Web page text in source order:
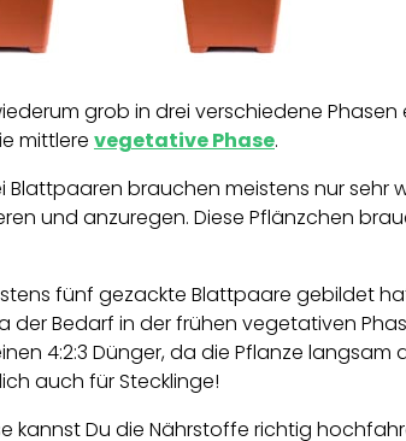
grob in drei verschiedene Phasen
mittlere vegetative Phase.
Blattpaaren brauchen meistens nur sehr
und anzuregen. Diese Pflänzchen
fünf gezackte Blattpaare gebildet
der Bedarf in der frühen vegetativen
4:2:3 Dünger, da die Pflanze langsam
auch für Stecklinge!
kannst Du die Nährstoffe richtig